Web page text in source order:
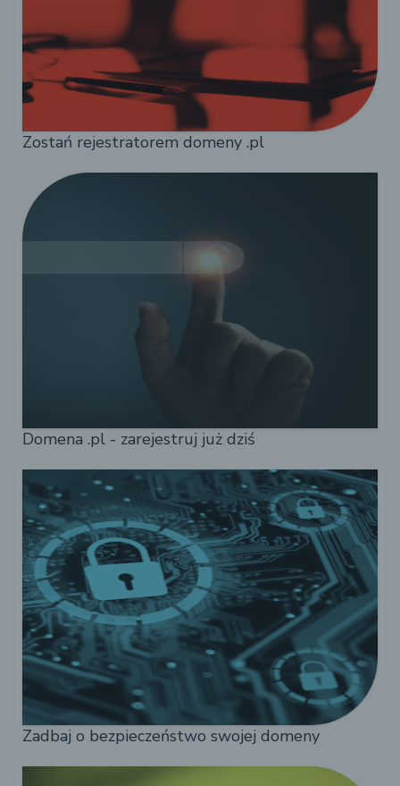
Zostań rejestratorem domeny .pl
Domena .pl - zarejestruj już dziś
Zadbaj o bezpieczeństwo swojej domeny